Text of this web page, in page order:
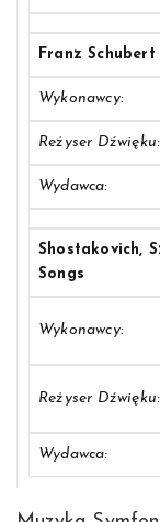
Franz
Wykonawcy:
Reżyser Dźwięku:
Wydawca:
Shostakovich,
Songs
Wykonawcy:
Reżyser Dźwięku:
Wydawca: